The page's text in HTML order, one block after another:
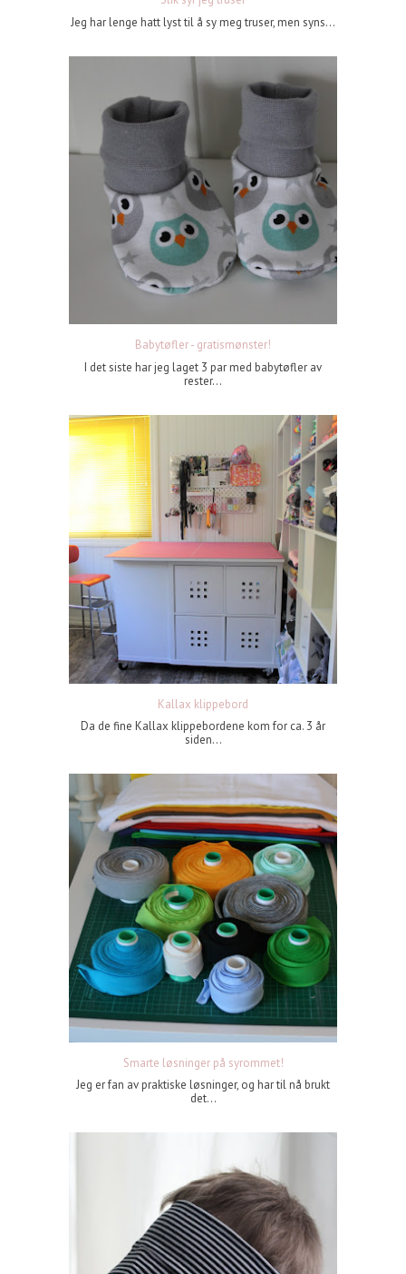
Jeg har lenge hatt lyst til å sy meg truser, men syns...
Babytøfler - gratismønster!
I det siste har jeg laget 3 par med babytøfler av
rester...
Kallax klippebord
Da de fine Kallax klippebordene kom for ca. 3 år
siden...
Smarte løsninger på syrommet!
Jeg er fan av praktiske løsninger, og har til nå brukt
det...